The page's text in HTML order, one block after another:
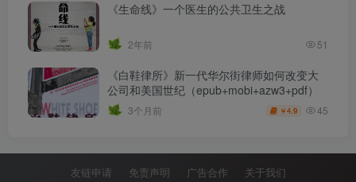
《生命线》一个医生的公共卫生之战
2年前 51
《白鞋律所》新一代华尔街律师如何改变大
公司和美国世纪（epub+mobi+azw3+pdf）
3个月前 ￥4.9 45
友链申请 免责声明 广告合作 关于我们